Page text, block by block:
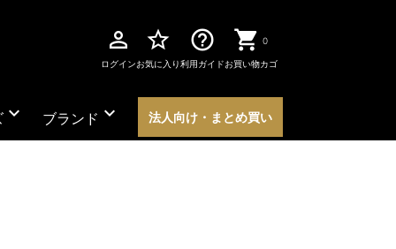
perm_identity
ログイン
star_border
お気に入り
help_outline
利用ガイド
0
お買い物カゴ
expand_more ブランド expand_more 法人向け・まとめ買い